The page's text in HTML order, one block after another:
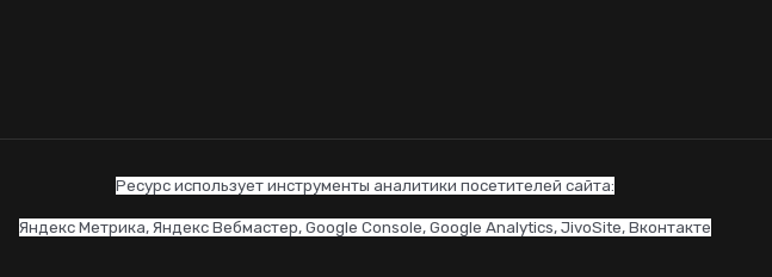
Ресурс использует инструменты аналитики посетителей сайта:
Яндекс Метрика, Яндекс Вебмастер, Google Console, Google Analytics, JivoSite, Вконтакте